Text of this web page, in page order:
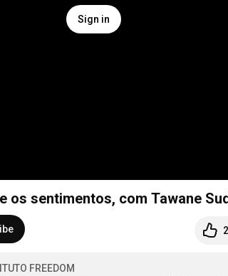
Sign in
sentimentos, com Tawane
FREEDOM